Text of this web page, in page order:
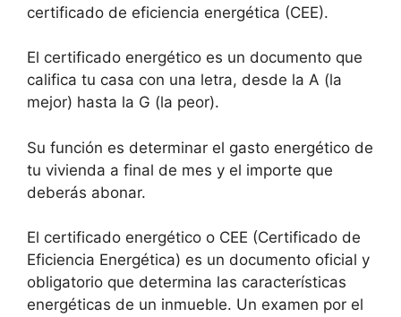
certificado de eficiencia energética (CEE).
El certificado energético es un documento que
califica tu casa con una letra, desde la A (la
mejor) hasta la G (la peor).
Su función es determinar el gasto energético de
tu vivienda a final de mes y el importe que
deberás abonar.
El certificado energético o CEE (Certificado de
Eficiencia Energética) es un documento oficial y
obligatorio que determina las características
energéticas de un inmueble. Un examen por el